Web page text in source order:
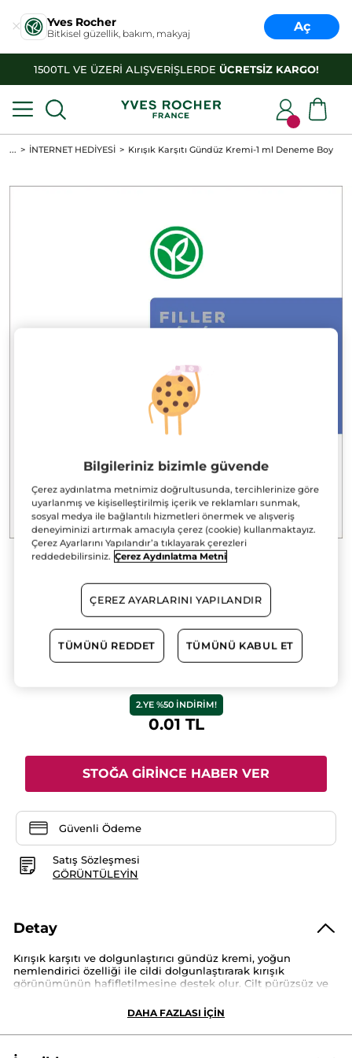
Yves Rocher
Bitkisel güzellik, bakım, makyaj Aç
1500TL VE ÜZERİ ALIŞVERİŞLERDE ÜCRETSİZ KARGO!
... İNTERNET HEDİYESİ Kırışık Karşıtı Gündüz Kremi-1 ml Deneme Boy
Kırışık Karşıtı Gündüz Kremi-1 ml
Deneme Boy
Kırışık karşıtı dolgunlaştırıcı gündüz kremini deneme
boy ile keşfedin!
1 ml
değerlendirme
2.YE %50 INDIRIM!
0.01 TL
STOĞA GİRİNCE HABER VER
Güvenli Ödeme
Satış Sözleşmesi
GÖRÜNTÜLEYIN
Detay
Kırışık karşıtı ve dolgunlaştırıcı gündüz kremi, yoğun
nemlendirici özelliği ile cildi dolgunlaştırarak kırışık
görünümünün hafifletilmesine destek olur. Cilt pürüzsüz ve
Yaşam Bitkisi ve Bitkisel Hyalüronik Asit içerir. Yumuşak
krem dokuya sahiptir. 6 haftada kırışıklıkların ve çizgilerin
görünümündeki azalmaya yardımcı olur.
DAHA FAZLASI İÇİN
Bilgileriniz bizimle güvende
Çerez aydınlatma metnimiz doğrultusunda, tercihlerinize göre
uyarlanmış ve kişiselleştirilmiş içerik ve reklamları sunmak,
sosyal medya ile bağlantılı hizmetleri önermek ve alışveriş
deneyiminizi artırmak amacıyla çerez (cookie) kullanmaktayız.
Çerez Ayarlarını Yapılandır’a tıklayarak çerezleri
reddedebilirsiniz. Çerez Aydınlatma Metni
ÇEREZ AYARLARINI YAPILANDIR
TÜMÜNÜ REDDET TÜMÜNÜ KABUL ET